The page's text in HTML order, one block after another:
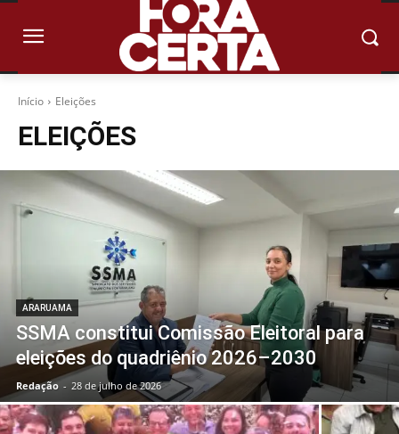
Início Eleições
ELEIÇÕES
ARARUAMA
SSMA constitui Comissão Eleitoral para
eleições do quadriênio 2026–2030
Redação - 28 de julho de 2026